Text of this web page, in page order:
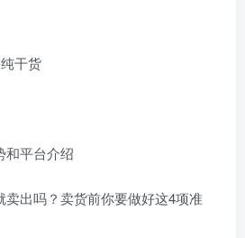
干货
和平台介绍
出吗？卖货前你要做好这4项准